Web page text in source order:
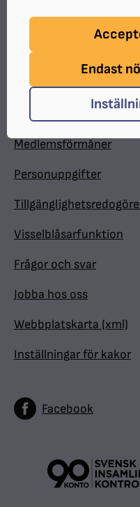
Endast
Hitta snabbt
In English
Minnesgåva
Medlemsförmåner
Personuppgifter
Visselblåsarfunktion
Frågor och svar
Jobba hos oss
Webbplatskarta (xml)
Inställningar för kakor
Facebook